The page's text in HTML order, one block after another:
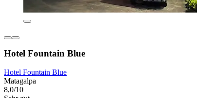
Hotel Fountain Blue
Hotel Fountain Blue
Matagalpa
8,0/10